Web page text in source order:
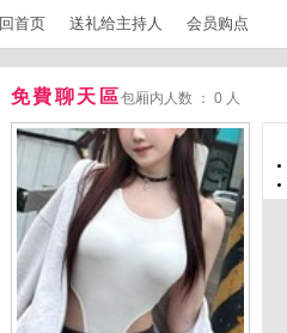
回首页 送礼给主持人 会员购点
免費聊天區包厢内人数 ： 0 人